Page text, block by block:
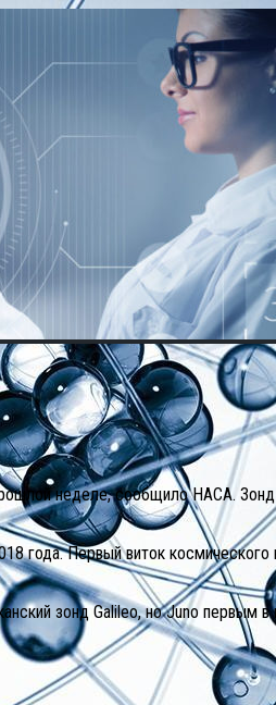
неделе, сообщило НАСА. Зонд
года. Первый виток космического
зонд Galileo, но Juno первым в